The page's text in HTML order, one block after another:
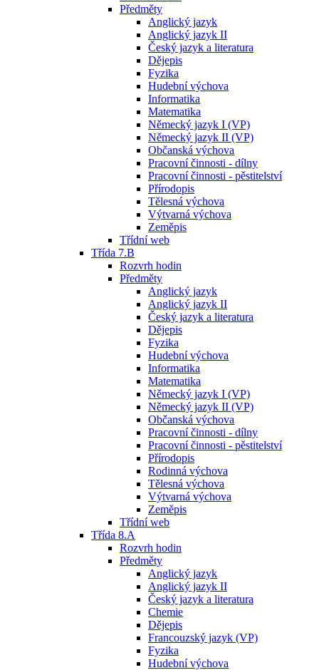
Předměty
Anglický jazyk
Anglický jazyk II
Český jazyk a literatura
Dějepis
Fyzika
Hudební výchova
Informatika
Matematika
Německý jazyk I (VP)
Německý jazyk II (VP)
Občanská výchova
Pracovní činnosti - dílny
Pracovní činnosti - pěstitelství
Přírodopis
Tělesná výchova
Výtvarná výchova
Zeměpis
Třídní web
Třída 7.B
Rozvrh hodin
Předměty
Anglický jazyk
Anglický jazyk II
Český jazyk a literatura
Dějepis
Fyzika
Hudební výchova
Informatika
Matematika
Německý jazyk I (VP)
Německý jazyk II (VP)
Občanská výchova
Pracovní činnosti - dílny
Pracovní činnosti - pěstitelství
Přírodopis
Rodinná výchova
Tělesná výchova
Výtvarná výchova
Zeměpis
Třídní web
Třída 8.A
Rozvrh hodin
Předměty
Anglický jazyk
Anglický jazyk II
Český jazyk a literatura
Chemie
Dějepis
Francouzský jazyk (VP)
Fyzika
Hudební výchova